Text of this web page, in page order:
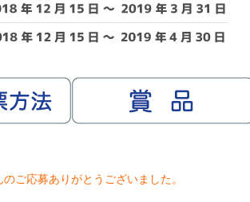
のご応募ありがとうございました。